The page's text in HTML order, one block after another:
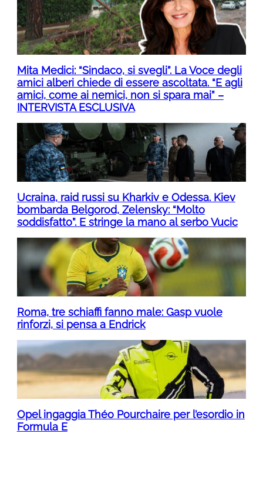
Mita Medici: “Sindaco, si svegli”. La Voce degli
amici alberi chiede di essere ascoltata. “E agli
amici, come ai nemici, non si spara mai” –
INTERVISTA ESCLUSIVA
Ucraina, raid russi su Kharkiv e Odessa. Kiev
bombarda Belgorod, Zelensky: “Molto
soddisfatto”. E stringe la mano al serbo Vucic
Roma, tre schiaffi fanno male: Gasp vuole
rinforzi, si pensa a Endrick
Opel ingaggia Théo Pourchaire per l’esordio in
Formula E